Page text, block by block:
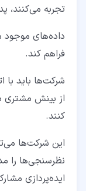
تجربه می‌کنند،
داده‌های موجود
فراهم کند.
شرکت‌ها باید با
از بینش مشتری
کنند.
این شرکت‌ها
نظرسنجی‌ها را
ایده‌پردازی